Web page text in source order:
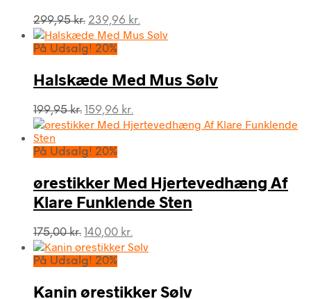
299,95kr. Den
oprindelige
pris
299,95 kr..
239,96 kr.
aktuelle
239,96 kr..
På Udsalg! 20%
Halskæde Med Mus Sølv
199,95kr. Den
oprindelige
var:
159,96 kr.
aktuelle
På Udsalg! 20%
ørestikker Med Hjertevedhæng Af
Klare Funklende Sten
175,00kr. Den
oprindelige
pris
175,00 kr..
140,00 kr.
aktuelle
140,00 kr..
På Udsalg! 20%
Kanin ørestikker Sølv